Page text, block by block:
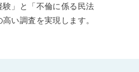
」と「不倫に係る民法
い調査を実現します。